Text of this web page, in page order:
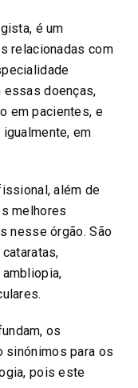
é um
relacionadas com
doenças,
em pacientes, e
em
além de
melhores
nesse órgão. São
os
sinónimos para os
pois este